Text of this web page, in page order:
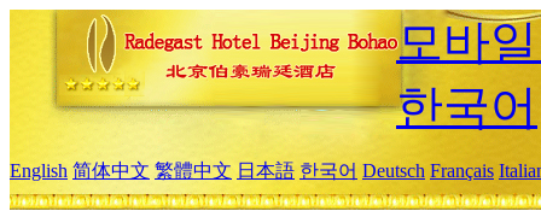
모바
한국어
English 简体中文 繁體中文 日本語 한국어 Deutsch Français